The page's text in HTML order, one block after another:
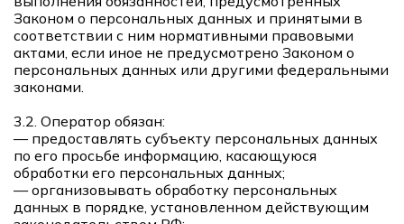
Законом о персональных данных и принятыми в
соответствии с ним нормативными правовыми
актами, если иное не предусмотрено Законом о
персональных данных или другими федеральными
законами.
3.2. Оператор обязан:
— предоставлять субъекту персональных данных
по его просьбе информацию, касающуюся
обработки его персональных данных;
— организовывать обработку персональных
данных в порядке, установленном действующим